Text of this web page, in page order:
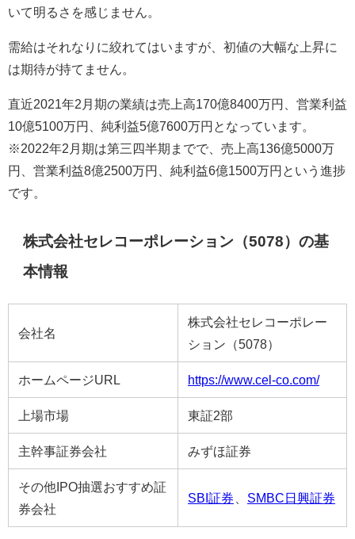
いて明るさを感じません。
需給はそれなりに絞れてはいますが、初値の大幅な上昇に
は期待が持てません。
直近2021年2月期の業績は売上高170億8400万円、営業利益
10億5100万円、純利益5億7600万円となっています。
※2022年2月期は第三四半期までで、売上高136億5000万
円、営業利益8億2500万円、純利益6億1500万円という進捗
です。
株式会社セレコーポレーション（5078）の基
本情報
会社名
株式会社セレコーポレー
ション（5078）
ホームページURL https://www.cel-co.com/
上場市場 東証2部
主幹事証券会社 みずほ証券
その他IPO抽選おすすめ証
券会社
SBI証券 SMBC日興証券